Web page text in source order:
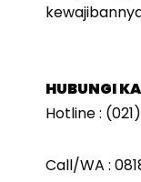
HUBUNGI
Hotline :
Call/WA :